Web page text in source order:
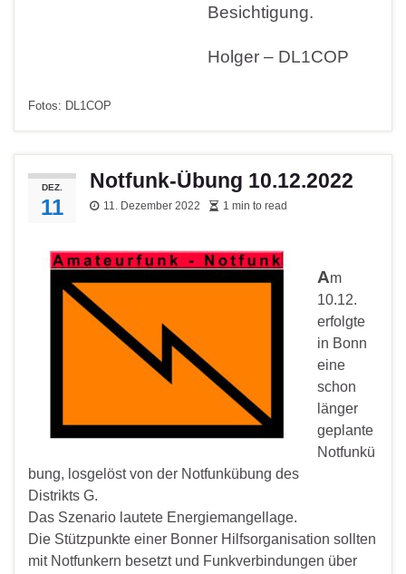
Besichtigung.
Holger – DL1COP
Fotos: DL1COP
DEZ.
11
Notfunk-Übung 10.12.2022
11. Dezember 2022 1 min to read
Am
10.12.
erfolgte
in Bonn
eine
schon
länger
geplante
Notfunkü
bung, losgelöst von der Notfunkübung des
Distrikts G.
Das Szenario lautete Energiemangellage.
Die Stützpunkte einer Bonner Hilfsorganisation sollten
mit Notfunkern besetzt und Funkverbindungen über